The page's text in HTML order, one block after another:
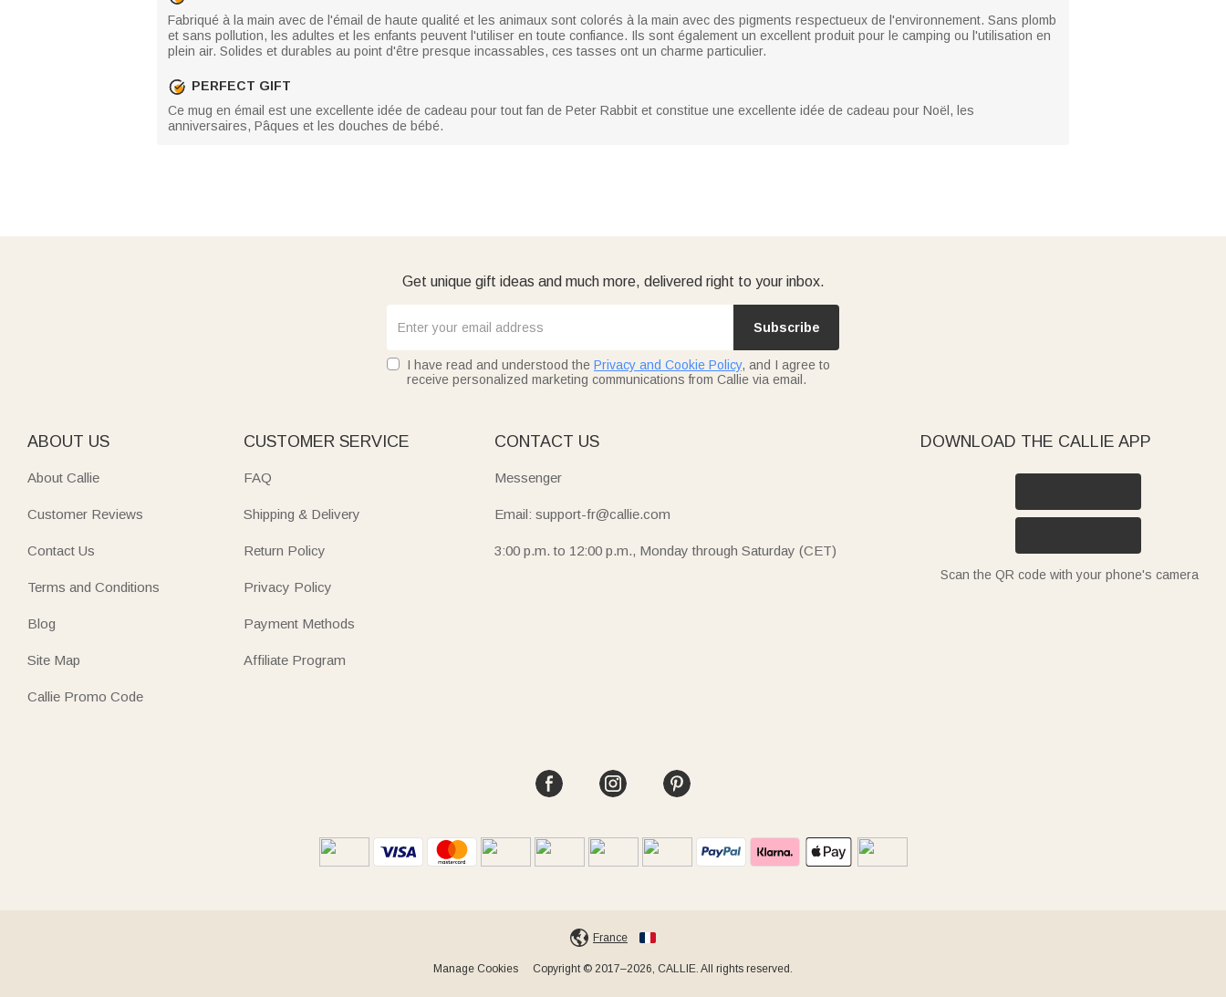
Fabriqué à la main avec de l'émail de haute qualité et les animaux sont colorés à la main avec des pigments respectueux de l'environnement. Sans plomb
et sans pollution, les adultes et les enfants peuvent l'utiliser en toute confiance. Ils sont également un excellent produit pour le camping ou l'utilisation en
plein air. Solides et durables au point d'être presque incassables, ces tasses ont un charme particulier.
PERFECT GIFT
Ce mug en émail est une excellente idée de cadeau pour tout fan de Peter Rabbit et constitue une excellente idée de cadeau pour Noël, les
anniversaires, Pâques et les douches de bébé.
Get unique gift ideas and much more, delivered right to your inbox.
Subscribe
I have read and understood the Privacy and Cookie Policy, and I agree to
receive personalized marketing communications from Callie via email.
ABOUT US
About Callie
Customer Reviews
Contact Us
Terms and Conditions
Blog
Site Map
Callie Promo Code
CUSTOMER SERVICE
FAQ
Shipping & Delivery
Return Policy
Privacy Policy
Payment Methods
Affiliate Program
CONTACT US
Messenger
Email: support-fr@callie.com
3:00 p.m. to 12:00 p.m., Monday through Saturday (CET)
DOWNLOAD THE CALLIE APP
Scan the QR code with your phone's camera
France
Manage Cookies Copyright © 2017–2026, CALLIE. All rights reserved.